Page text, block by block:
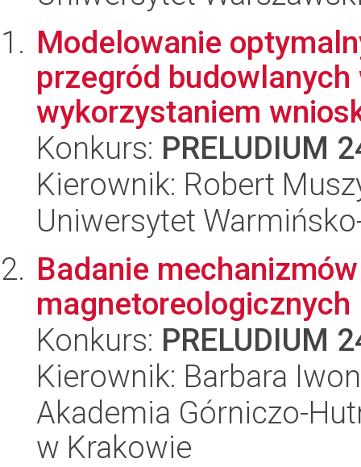
Modelowanie
przegród
wykorzystaniem
Konkurs: PRELUDIUM
Kierownik: Robert
Uniwersytet
Badanie
magnetoreologicznych
Konkurs: PRELUDIUM
Kierownik: Barbara
Akademia Górniczo-
w Krakowie